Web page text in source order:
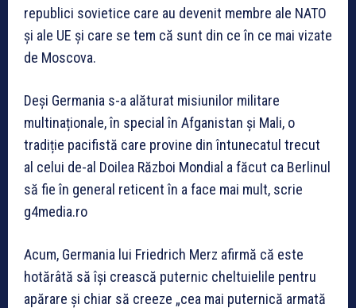
republici sovietice care au devenit membre ale NATO
și ale UE și care se tem că sunt din ce în ce mai vizate
de Moscova.
Deși Germania s-a alăturat misiunilor militare
multinaționale, în special în Afganistan și Mali, o
tradiție pacifistă care provine din întunecatul trecut
al celui de-al Doilea Război Mondial a făcut ca Berlinul
să fie în general reticent în a face mai mult, scrie
g4media.ro
Acum, Germania lui Friedrich Merz afirmă că este
hotărâtă să își crească puternic cheltuielile pentru
apărare și chiar să creeze „cea mai puternică armată